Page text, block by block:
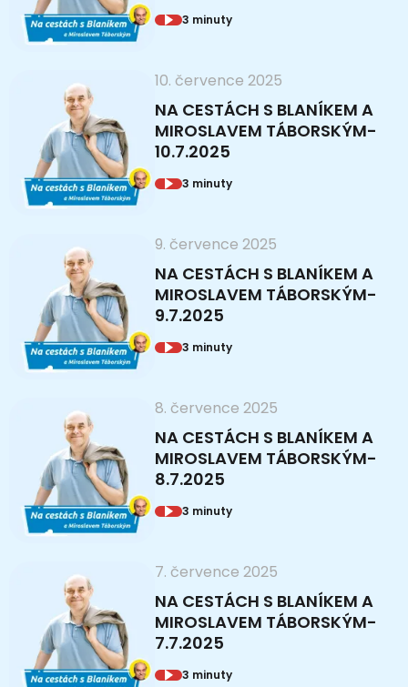
3 minuty
10. července 2025
NA CESTÁCH S BLANÍKEM A
MIROSLAVEM TÁBORSKÝM-
10.7.2025
3 minuty
9. července 2025
NA CESTÁCH S BLANÍKEM A
MIROSLAVEM TÁBORSKÝM-
9.7.2025
3 minuty
8. července 2025
NA CESTÁCH S BLANÍKEM A
MIROSLAVEM TÁBORSKÝM-
8.7.2025
3 minuty
7. července 2025
NA CESTÁCH S BLANÍKEM A
MIROSLAVEM TÁBORSKÝM-
7.7.2025
3 minuty